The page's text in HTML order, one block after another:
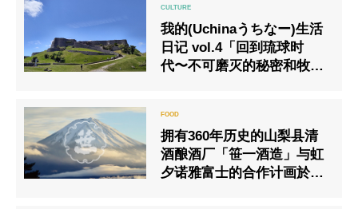
我的(Uchinaうちなー)生活
日记 vol.4「回到琉球时
代〜不可磨灭的秘密和牧师
拥有360年历史的山梨县清
酒酿酒厂「笹一酒造」与虹
夕诺雅富士的合作计画於